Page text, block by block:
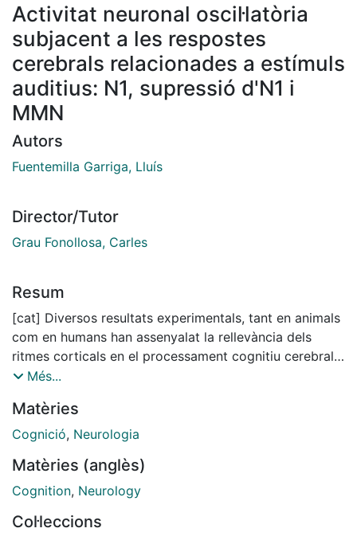
Activitat neuronal oscil·latòria
subjacent a les respostes
cerebrals relacionades a estímuls
auditius: N1, supressió d'N1 i
MMN
Autors
Fuentemilla Garriga, Lluís
Director/Tutor
Grau Fonollosa, Carles
Resum
[cat] Diversos resultats experimentals, tant en animals
com en humans han assenyalat la rellevància dels
ritmes corticals en el processament cognitiu cerebral.
Aquests resultats mostren com l'activitat neuronal
entendre com els grups neuronals coordinen la seva
activitat per tal de respondre amb efectivitat davant
suggereixen que l'activitat neuronal oscil.latòria pot
representar un enllaç determinant d'unió entre el
aquest sentit, un cos creixent d'evidències
Més...
Matèries
Cognició, Neurologia
Matèries (anglès)
Cognition, Neurology
Col·leccions